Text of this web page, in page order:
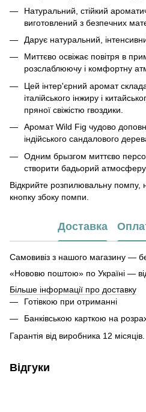
Натуральний, стійкий
виготовлений з безпечних
Дарує натуральний,
Миттєво освіжає повітря в
розслаблюючу і комфортну
Цей інтер'єрний аромат
італійського інжиру і
пряної свіжістю гвоздики.
Аромат Wild Fig чудово
індійського сандалового
Одним брызгом миттєво
створити бадьорий атмосферу.
Відкрийте розпилювальну помпу,
кнопку збоку помпи.
Доставка
Самовивіз з нашого магазину —
«Нововю поштою» по Україні —
Більше інформації про доставку
Готівкою при отриманні
Банківською карткою на
Гарантія від виробника 12 місяців.
Відгуки